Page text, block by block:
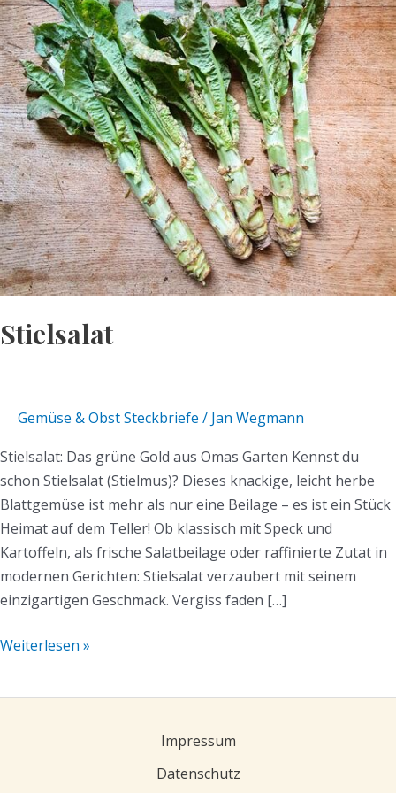
Stielsalat
Gemüse & Obst Steckbriefe / Jan Wegmann
Stielsalat: Das grüne Gold aus Omas Garten Kennst du
schon Stielsalat (Stielmus)? Dieses knackige, leicht herbe
Blattgemüse ist mehr als nur eine Beilage – es ist ein Stück
Heimat auf dem Teller! Ob klassisch mit Speck und
Kartoffeln, als frische Salatbeilage oder raffinierte Zutat in
modernen Gerichten: Stielsalat verzaubert mit seinem
einzigartigen Geschmack. Vergiss faden […]
Weiterlesen »
Impressum
Datenschutz